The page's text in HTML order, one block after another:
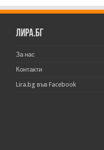
Лира.бг
За нас
Контакти
Lira.bg във Facebook